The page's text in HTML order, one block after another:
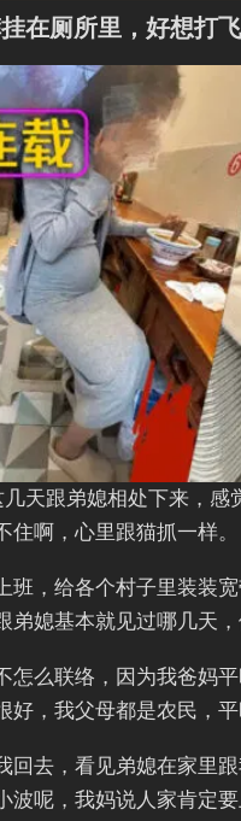
在厕所里，好想打
天跟弟媳相处下来，
啊，心里跟猫抓一样。
班，给各个村子里装装
媳基本就见过哪几天，
怎么联络，因为我爸妈
，我父母都是农民，
回去，看见弟媳在家里
呢，我妈说人家肯定